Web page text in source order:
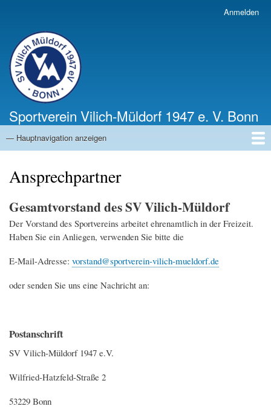
Anmelden
Sportverein Vilich-Müldorf 1947 e. V. Bonn
Hauptnavigation
— Hauptnavigation anzeigen
Ansprechpartner
Gesamtvorstand des SV Vilich-Müldorf
Der Vorstand des Sportvereins arbeitet ehrenamtlich in der Freizeit.
Haben Sie ein Anliegen, verwenden Sie bitte die
E-Mail-Adresse: vorstand@sportverein-vilich-mueldorf.de
oder senden Sie uns eine Nachricht an:
Postanschrift
SV Vilich-Müldorf 1947 e.V.
Wilfried-Hatzfeld-Straße 2
53229 Bonn